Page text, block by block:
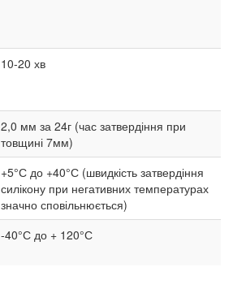
10-20 хв
2,0 мм за 24г (час затвердіння при
товщині 7мм)
+5°С до +40°С (швидкість затвердіння
силікону при негативних температурах
значно сповільнюється)
-40°С до + 120°С